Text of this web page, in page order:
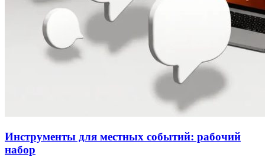
Инструменты для местных событий: рабочий
набор